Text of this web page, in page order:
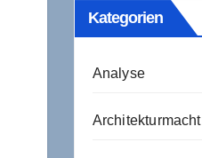
Kategorien
Analyse
Architekturmacht